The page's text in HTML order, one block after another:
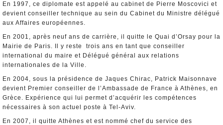
En 1997, ce diplomate est appelé au cabinet de Pierre Moscovici et
devient conseiller technique au sein du Cabinet du Ministre délégué
aux Affaires européennes.
En 2001, après neuf ans de carrière, il quitte le Quai d’Orsay pour la
Mairie de Paris. Il y reste trois ans en tant que conseiller
international du maire et Délégué général aux relations
internationales de la Ville.
En 2004, sous la présidence de Jaques Chirac, Patrick Maisonnave
devient Premier conseiller de l’Ambassade de France à Athènes, en
Grèce. Expérience qui lui permet d’acquérir les compétences
nécessaires à son actuel poste à Tel-Aviv.
En 2007, il quitte Athènes et est nommé chef du service des